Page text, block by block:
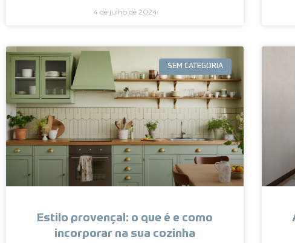
4 de julho de 2024
SEM CATEGORIA
Estilo provençal: o que é e como
incorporar na sua cozinha